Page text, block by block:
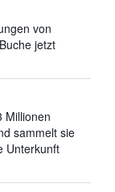
von
jetzt
Millionen
sammelt sie
Unterkunft